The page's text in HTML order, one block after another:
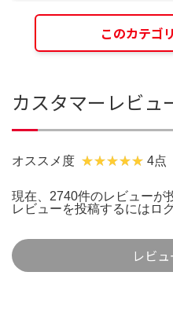
このカテゴ
カスタマーレビュ
オススメ度 4点
現在、2740件のレビューが
レビューを投稿するには ロ
レビ